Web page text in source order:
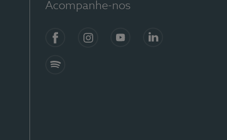
Acompanhe-nos